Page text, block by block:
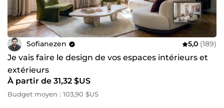
Sofianezen 5,0 (189)
Je vais faire le design de vos espaces intérieurs et
extérieurs
À partir de 31,32 $US
Budget moyen : 103,90 $US